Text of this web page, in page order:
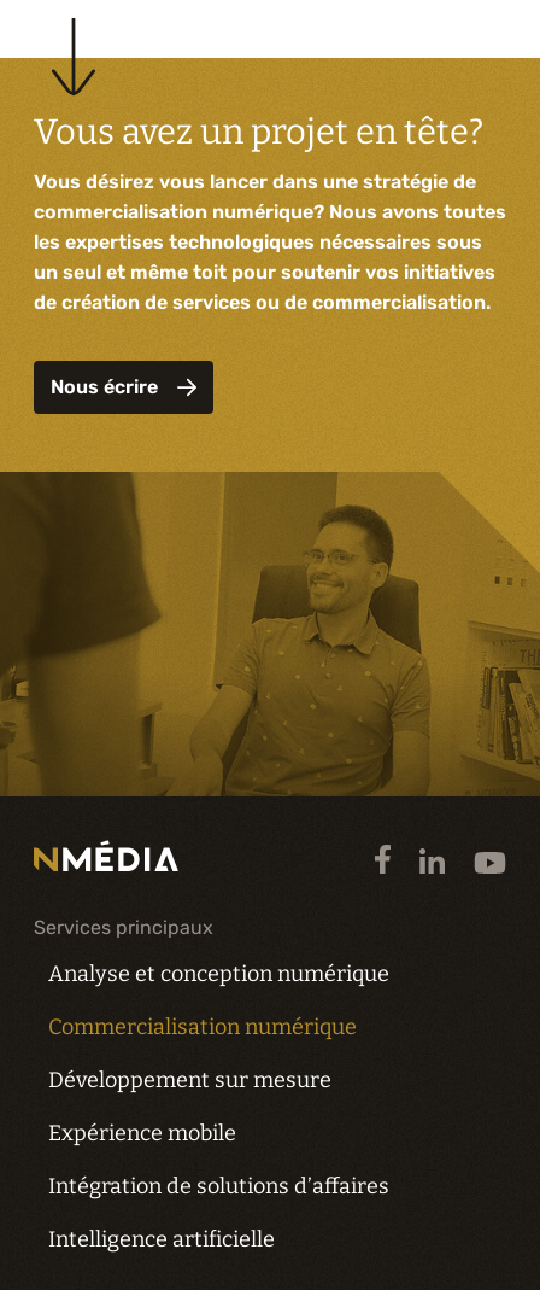
Vous avez un projet en tête?
Vous désirez vous lancer dans une stratégie de
commercialisation numérique? Nous avons toutes
les expertises technologiques nécessaires sous
un seul et même toit pour soutenir vos initiatives
de création de services ou de commercialisation.
Nous écrire
Services principaux
Analyse et conception numérique
Commercialisation numérique
Développement sur mesure
Expérience mobile
Intégration de solutions d’affaires
Intelligence artificielle